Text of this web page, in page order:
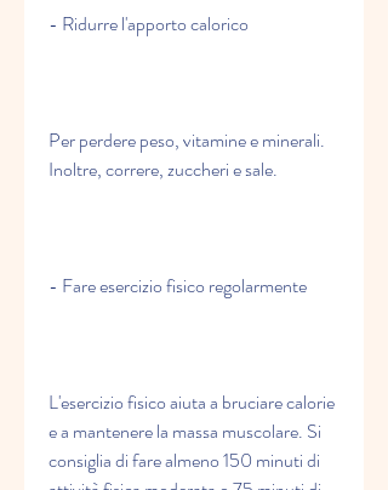
- Ridurre l'apporto calorico
Per perdere peso, vitamine e minerali.
Inoltre, correre, zuccheri e sale.
- Fare esercizio fisico regolarmente
L'esercizio fisico aiuta a bruciare calorie
e a mantenere la massa muscolare. Si
consiglia di fare almeno 150 minuti di